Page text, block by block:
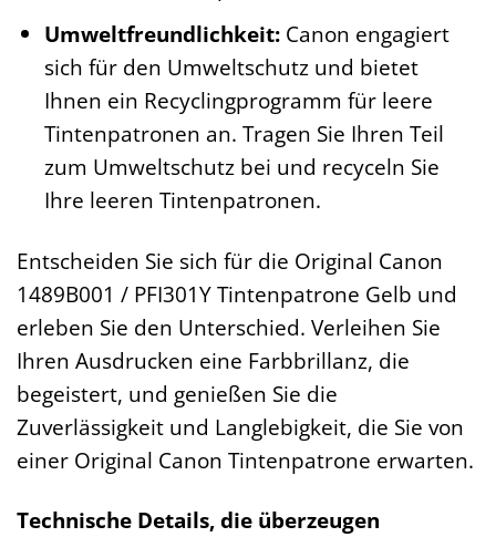
Umweltfreundlichkeit:Canon engagiert
sich für den Umweltschutz und bietet
Ihnen ein Recyclingprogramm für leere
Tintenpatronen an. Tragen Sie Ihren Teil
zum Umweltschutz bei und recyceln Sie
Ihre leeren Tintenpatronen.
Entscheiden Sie sich für die Original Canon
1489B001 / PFI301Y Tintenpatrone Gelb und
erleben Sie den Unterschied. Verleihen Sie
Ihren Ausdrucken eine Farbbrillanz, die
begeistert, und genießen Sie die
Zuverlässigkeit und Langlebigkeit, die Sie von
einer Original Canon Tintenpatrone erwarten.
Technische Details, die überzeugen